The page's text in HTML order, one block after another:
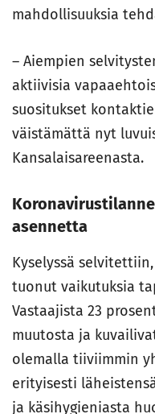
mahdollisuuksia
– Aiempien
aktiivisia
suositukset
väistämättä nyt
Kansalaisareenasta.
asennetta
Kyselyssä
tuonut vaikutuksia
Vastaajista 23
muutosta ja
olemalla tiiviimmin
erityisesti
ja käsihygieniasta